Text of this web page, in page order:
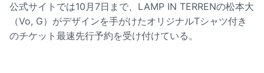
公式サイトでは10月7日まで、LAMP IN TERRENの松本大
（Vo, G）がデザインを手がけたオリジナルTシャツ付き
のチケット最速先行予約を受け付けている。